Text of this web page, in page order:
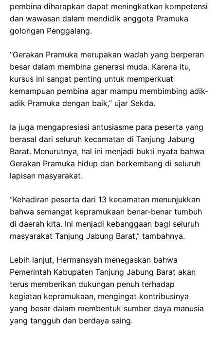
pembina diharapkan dapat meningkatkan kompetensi
dan wawasan dalam mendidik anggota Pramuka
golongan Penggalang.
“Gerakan Pramuka merupakan wadah yang berperan
besar dalam membina generasi muda. Karena itu,
kursus ini sangat penting untuk memperkuat
kemampuan pembina agar mampu membimbing adik-
adik Pramuka dengan baik,” ujar Sekda.
Ia juga mengapresiasi antusiasme para peserta yang
berasal dari seluruh kecamatan di Tanjung Jabung
Barat. Menurutnya, hal ini menjadi bukti nyata bahwa
Gerakan Pramuka hidup dan berkembang di seluruh
lapisan masyarakat.
“Kehadiran peserta dari 13 kecamatan menunjukkan
bahwa semangat kepramukaan benar-benar tumbuh
di daerah kita. Ini menjadi kebanggaan bagi seluruh
masyarakat Tanjung Jabung Barat,” tambahnya.
Lebih lanjut, Hermansyah menegaskan bahwa
Pemerintah Kabupaten Tanjung Jabung Barat akan
terus memberikan dukungan penuh terhadap
kegiatan kepramukaan, mengingat kontribusinya
yang besar dalam membentuk sumber daya manusia
yang tangguh dan berdaya saing.